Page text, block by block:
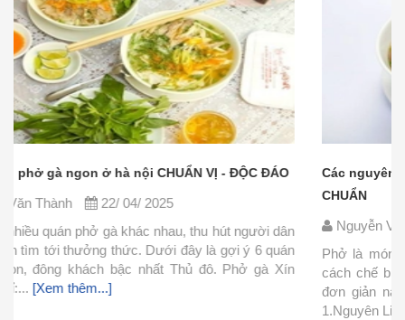
Các nguyên liệu nấu phở bò đơn giản, dễ tìm - CỰC
CHUẨN
Nguyễn Văn Thành
22/ 04/ 2025
Phở là món ăn thơm ngon nhưng lại khá đơn giản trong
cách chế biến. Hôm nay mình xin chia sẻ cách nấu phở
đơn giản này và cùng vào bếp làm ngay với mình nhé.
[Xem thêm...]